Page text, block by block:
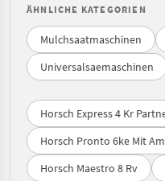
ÄHNLICHE KATEGORIEN
Mulchsaatmaschinen
Universalsaemaschinen
Horsch Express 4 Kr
Horsch Pronto 6ke Mit
Horsch Maestro 8 Rv